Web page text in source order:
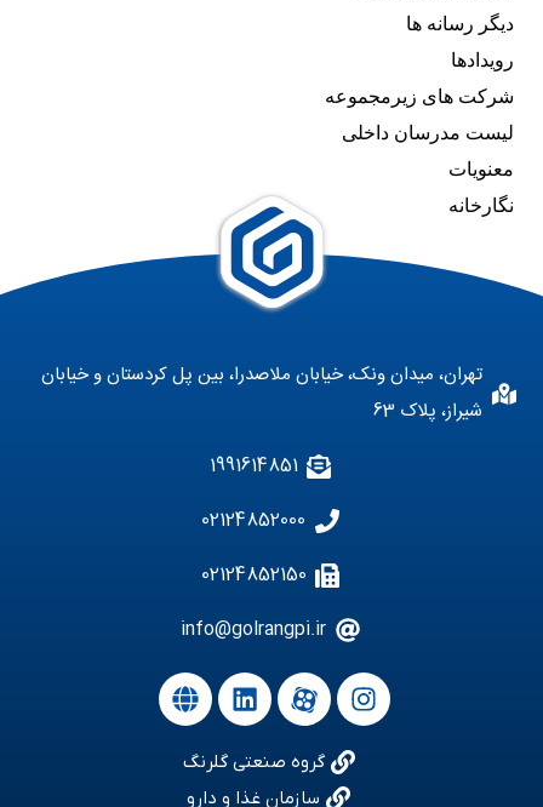
دیگر رسانه ها
رویدادها
شرکت های زیرمجموعه
لیست مدرسان داخلی
معنویات
نگارخانه
تهران، میدان ونک، خیابان ملاصدرا، بین پل کردستان و خیابان
شیراز، پلاک 63
1991614851
02124852000
02124852150
info@golrangpi.ir
گروه صنعتی گلرنگ
سازمان غذا و دارو